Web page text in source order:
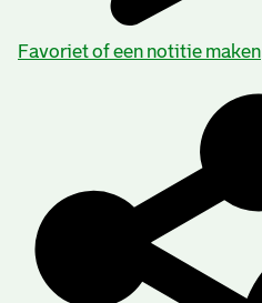
Favoriet of een notitie maken